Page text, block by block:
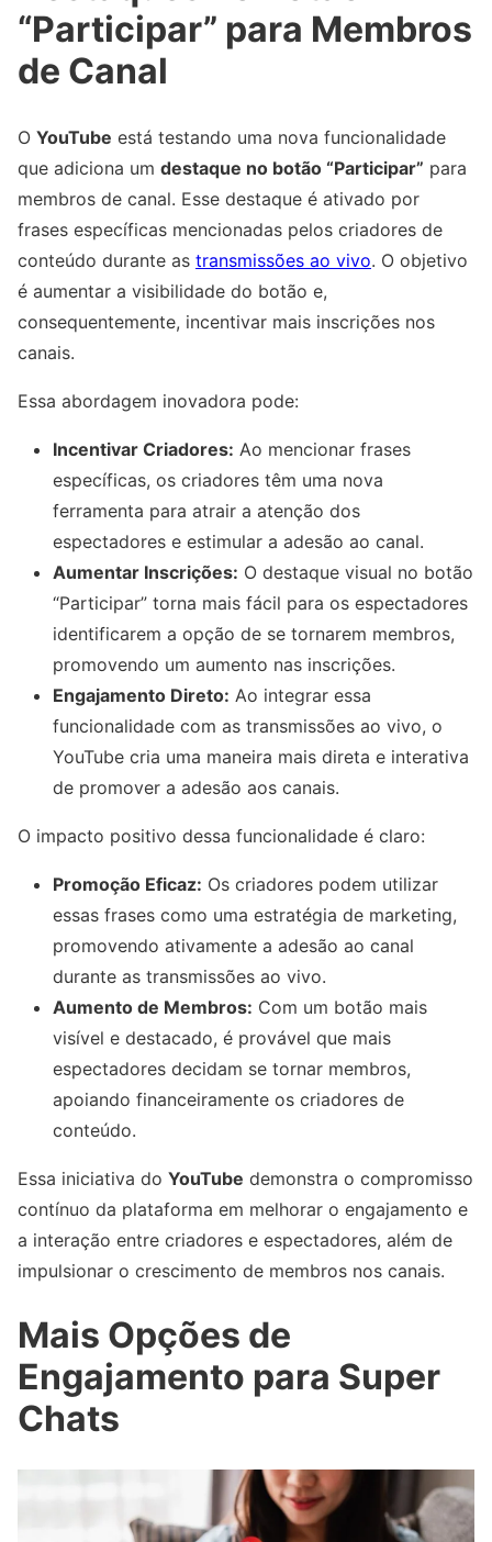
“Participar” para Membros
de Canal
O YouTube está testando uma nova funcionalidade
que adiciona um destaque no botão “Participar” para
membros de canal. Esse destaque é ativado por
frases específicas mencionadas pelos criadores de
conteúdo durante as transmissões ao vivo. O objetivo
é aumentar a visibilidade do botão e,
consequentemente, incentivar mais inscrições nos
canais.
Essa abordagem inovadora pode:
Incentivar Criadores: Ao mencionar frases
específicas, os criadores têm uma nova
ferramenta para atrair a atenção dos
espectadores e estimular a adesão ao canal.
Aumentar Inscrições: O destaque visual no botão
“Participar” torna mais fácil para os espectadores
identificarem a opção de se tornarem membros,
promovendo um aumento nas inscrições.
Engajamento Direto: Ao integrar essa
funcionalidade com as transmissões ao vivo, o
YouTube cria uma maneira mais direta e interativa
de promover a adesão aos canais.
O impacto positivo dessa funcionalidade é claro:
Promoção Eficaz: Os criadores podem utilizar
essas frases como uma estratégia de marketing,
promovendo ativamente a adesão ao canal
durante as transmissões ao vivo.
Aumento de Membros: Com um botão mais
visível e destacado, é provável que mais
espectadores decidam se tornar membros,
apoiando financeiramente os criadores de
conteúdo.
Essa iniciativa do YouTube demonstra o compromisso
contínuo da plataforma em melhorar o engajamento e
a interação entre criadores e espectadores, além de
impulsionar o crescimento de membros nos canais.
Mais Opções de
Engajamento para Super
Chats